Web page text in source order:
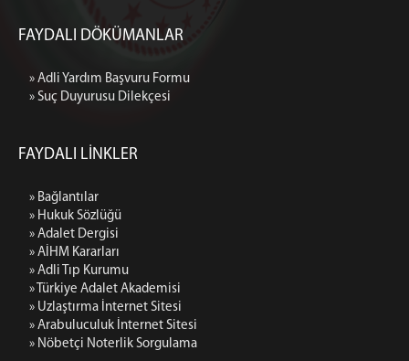
FAYDALI DÖKÜMANLAR
» Adli Yardım Başvuru Formu
» Suç Duyurusu Dilekçesi
FAYDALI LİNKLER
» Bağlantılar
» Hukuk Sözlüğü
» Adalet Dergisi
» AİHM Kararları
» Adli Tıp Kurumu
» Türkiye Adalet Akademisi
» Uzlaştırma İnternet Sitesi
» Arabuluculuk İnternet Sitesi
» Nöbetçi Noterlik Sorgulama